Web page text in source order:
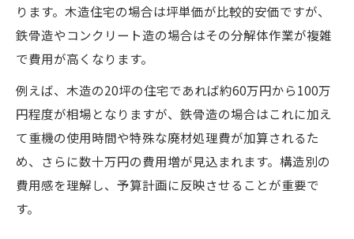
ります。木造住宅の場合は坪単価が比較的安価ですが、
鉄骨造やコンクリート造の場合はその分解体作業が複雑
で費用が高くなります。
例えば、木造の20坪の住宅であれば約60万円から100万
円程度が相場となりますが、鉄骨造の場合はこれに加え
て重機の使用時間や特殊な廃材処理費が加算されるた
め、さらに数十万円の費用増が見込まれます。構造別の
費用感を理解し、予算計画に反映させることが重要で
す。